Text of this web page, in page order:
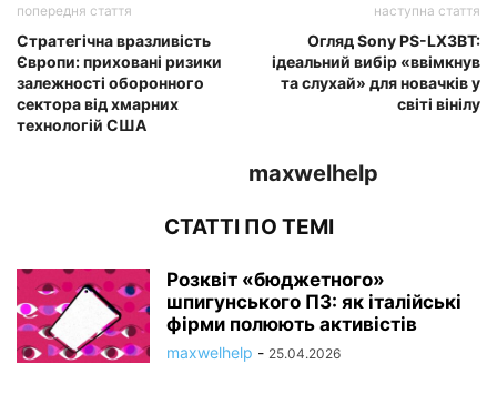
попередня стаття
Стратегічна вразливість
Європи: приховані ризики
залежності оборонного
сектора від хмарних
технологій США
наступна стаття
Огляд Sony PS-LX3BT:
ідеальний вибір «ввімкнув
та слухай» для новачків у
світі вінілу
maxwelhelp
СТАТТІ ПО ТЕМІ
Розквіт «бюджетного»
шпигунського ПЗ: як італійські
фірми полюють активістів
maxwelhelp - 25.04.2026